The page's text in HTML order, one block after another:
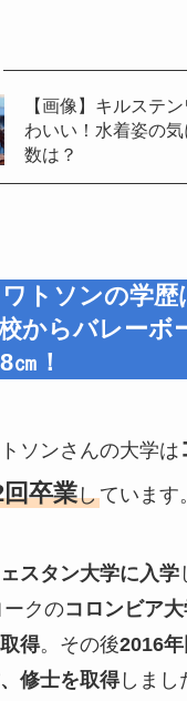
【画像】キルステ
わいい！水着姿の
数は？
トソンの学歴
からバレーボ
㎝！
ソンさんの大学は
卒業しています。
スタン大学に入学
クのコロンビア大
得。その後2016
修士を取得しまし